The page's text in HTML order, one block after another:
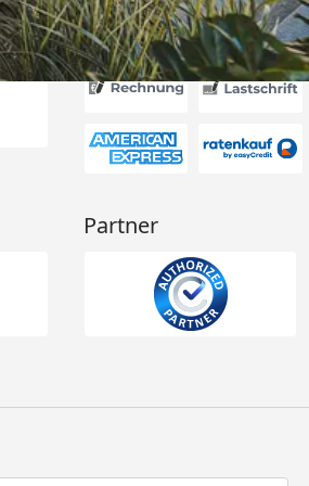
Akzeptierte
Partner